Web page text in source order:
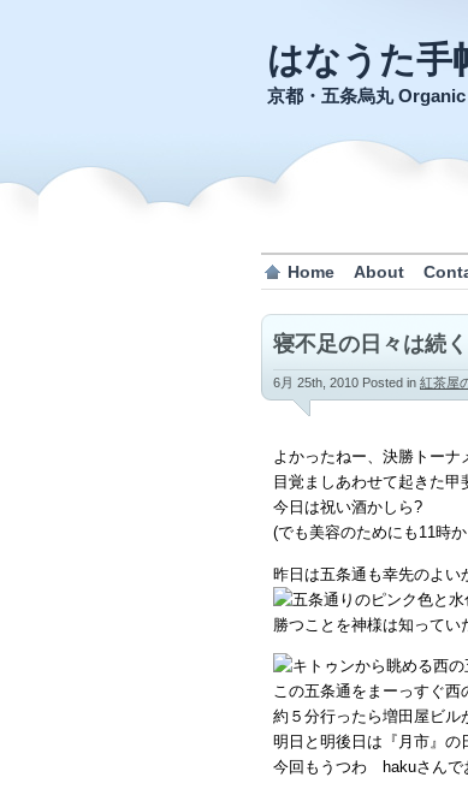
はなうた手
京都・五条烏丸
Home About
寝不足の日々は続く
6月 25th, 2010 Posted in 紅茶屋
よかったねー、決勝トーナ
目覚ましあわせて起きた甲
今日は祝い酒かしら?
(でも美容のためにも11時
昨日は五条通も幸先のよい
勝つことを神様は知ってい
この五条通をまーっすぐ西
約５分行ったら増田屋ビル
明日と明後日は『月市』の
今回もうつわ hakuさんで